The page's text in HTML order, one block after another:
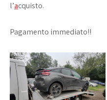
l’acquisto.
Pagamento immediato!!